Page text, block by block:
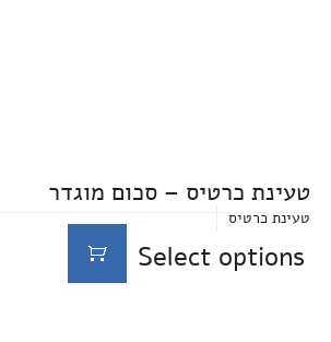
טעינת כרטיס – סכום מוגדר
טעינת כרטיס
Select options